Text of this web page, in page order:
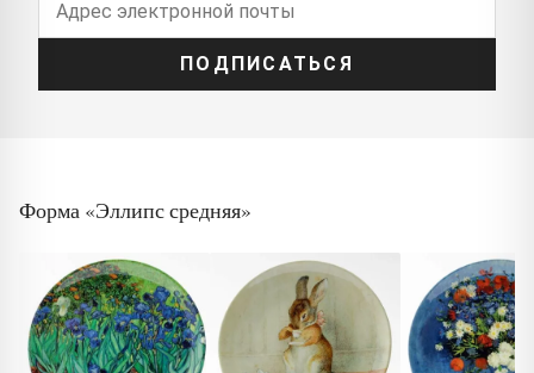
ПОДПИСАТЬСЯ
Форма «Эллипс средняя»